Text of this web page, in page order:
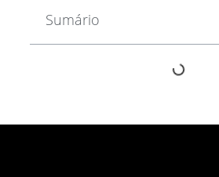
Sumário